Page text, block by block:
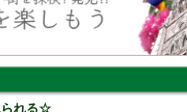
られる☆